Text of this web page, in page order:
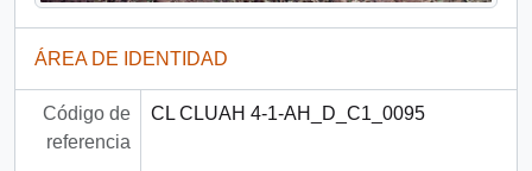
ÁREA DE IDENTIDAD
Código de
referencia
CL CLUAH 4-1-AH_D_C1_0095